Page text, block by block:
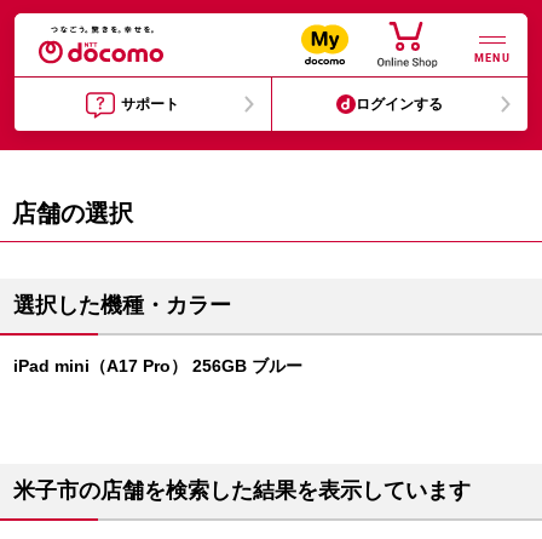
MENU
サポート ログインする
店舗の選択
選択した機種・カラー
iPad mini（A17 Pro） 256GB ブルー
米子市の店舗を検索した結果を表示しています